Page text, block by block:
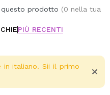
questo prodotto (0 nella tua
PIÙ RECENTI
in italiano. Sii il primo